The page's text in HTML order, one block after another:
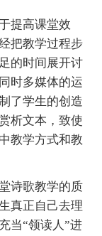
提高课堂效
把教学过程步
的时间展开讨
时多媒体的运
了学生的创造
析文本，致使
教学方式和教
诗歌教学的质
真正自己去理
当“领读人”进